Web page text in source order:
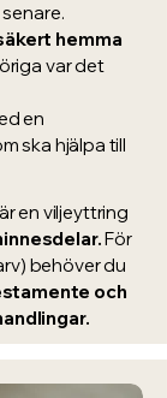
hemma
var det
en
ska hjälpa till
en viljeyttring
För
behöver du
och